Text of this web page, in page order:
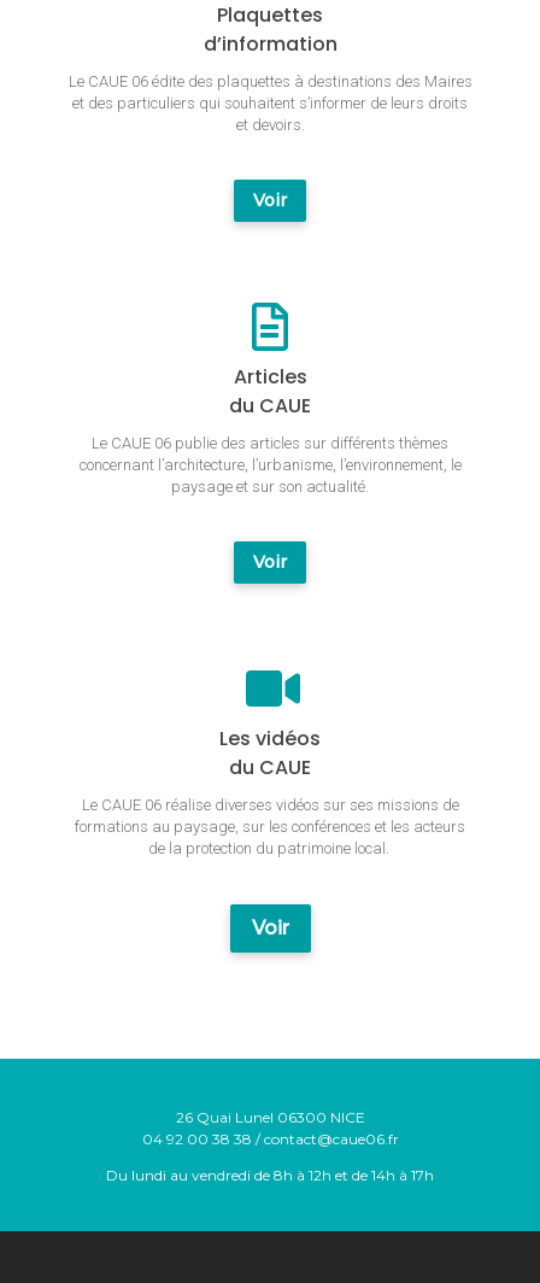
Plaquettes
d’information
Le CAUE 06 édite des plaquettes à destinations des Maires
et des particuliers qui souhaitent s’informer de leurs droits
et devoirs.
Voir
Articles
du CAUE
Le CAUE 06 publie des articles sur différents thèmes
concernant l’architecture, l’urbanisme, l’environnement, le
paysage et sur son actualité.
Voir
Les vidéos
du CAUE
Le CAUE 06 réalise diverses vidéos sur ses missions de
formations au paysage, sur les conférences et les acteurs
de la protection du patrimoine local.
Voir
26 Quai Lunel 06300 NICE
04 92 00 38 38 / contact@caue06.fr
Du lundi au vendredi de 8h à 12h et de 14h à 17h